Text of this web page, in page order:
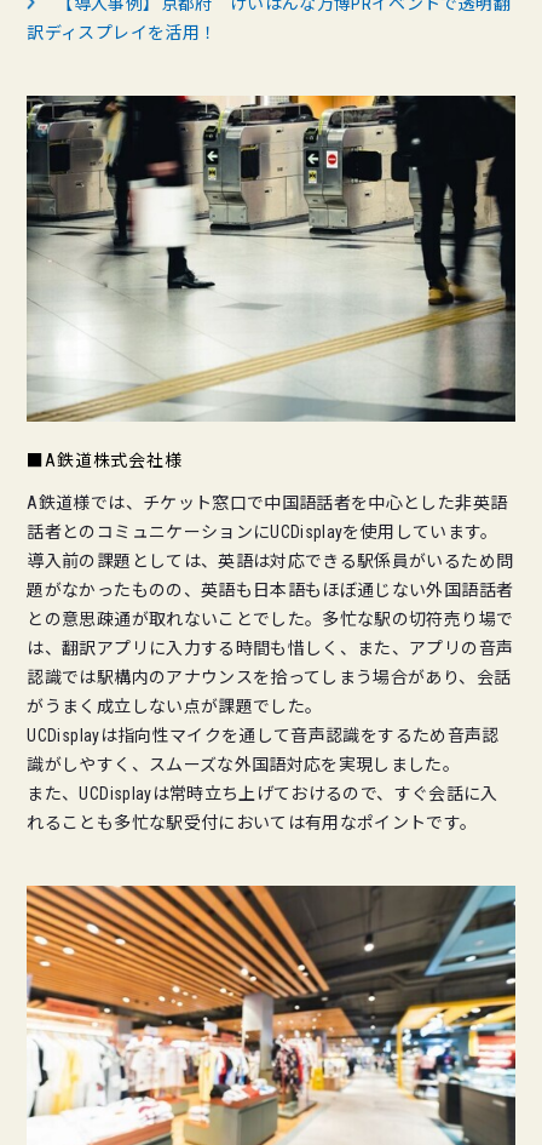
【導入事例】京都府 けいはんな万博PRイベントで透明翻
訳ディスプレイを活用！
■A鉄道株式会社様
A鉄道様では、チケット窓口で中国語話者を中心とした非英語
話者とのコミュニケーションにUCDisplayを使用しています。
導入前の課題としては、英語は対応できる駅係員がいるため問
題がなかったものの、英語も日本語もほぼ通じない外国語話者
との意思疎通が取れないことでした。多忙な駅の切符売り場で
は、翻訳アプリに入力する時間も惜しく、また、アプリの音声
認識では駅構内のアナウンスを拾ってしまう場合があり、会話
がうまく成立しない点が課題でした。
UCDisplayは指向性マイクを通して音声認識をするため音声認
識がしやすく、スムーズな外国語対応を実現しました。
また、UCDisplayは常時立ち上げておけるので、すぐ会話に入
れることも多忙な駅受付においては有用なポイントです。